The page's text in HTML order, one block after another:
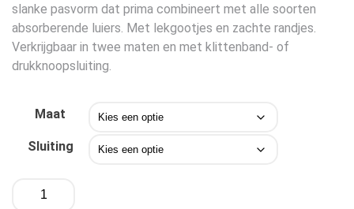
slanke pasvorm dat prima combineert met alle soorten
absorberende luiers. Met lekgootjes en zachte randjes.
Verkrijgbaar in twee maten en met klittenband- of
drukknoopsluiting.
Maat
Sluiting
Thirsties